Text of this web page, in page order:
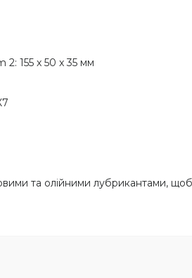
155 x 50 x 35 мм
та олійними лубрикантами,